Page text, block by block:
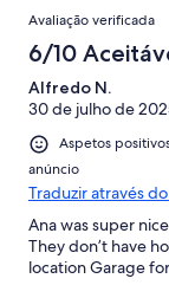
Avaliação verificada
6/10
Alfredo N.
30 de julho de
Aspetos
anúncio
Traduzir através
Ana was super
They don’t have
location Garage